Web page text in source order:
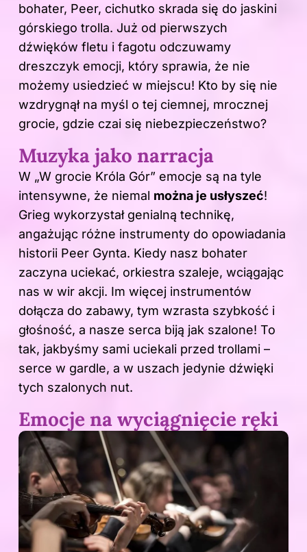
bohater, Peer, cichutko skrada się do jaskini
górskiego trolla. Już od pierwszych
dźwięków fletu i fagotu odczuwamy
dreszczyk emocji, który sprawia, że nie
możemy usiedzieć w miejscu! Kto by się nie
wzdrygnął na myśl o tej ciemnej, mrocznej
grocie, gdzie czai się niebezpieczeństwo?
Muzyka jako narracja
W „W grocie Króla Gór” emocje są na tyle
intensywne, że niemal można je usłyszeć!
Grieg wykorzystał genialną technikę,
angażując różne instrumenty do opowiadania
historii Peer Gynta. Kiedy nasz bohater
zaczyna uciekać, orkiestra szaleje, wciągając
nas w wir akcji. Im więcej instrumentów
dołącza do zabawy, tym wzrasta szybkość i
głośność, a nasze serca biją jak szalone! To
tak, jakbyśmy sami uciekali przed trollami –
serce w gardle, a w uszach jedynie dźwięki
tych szalonych nut.
Emocje na wyciągnięcie ręki